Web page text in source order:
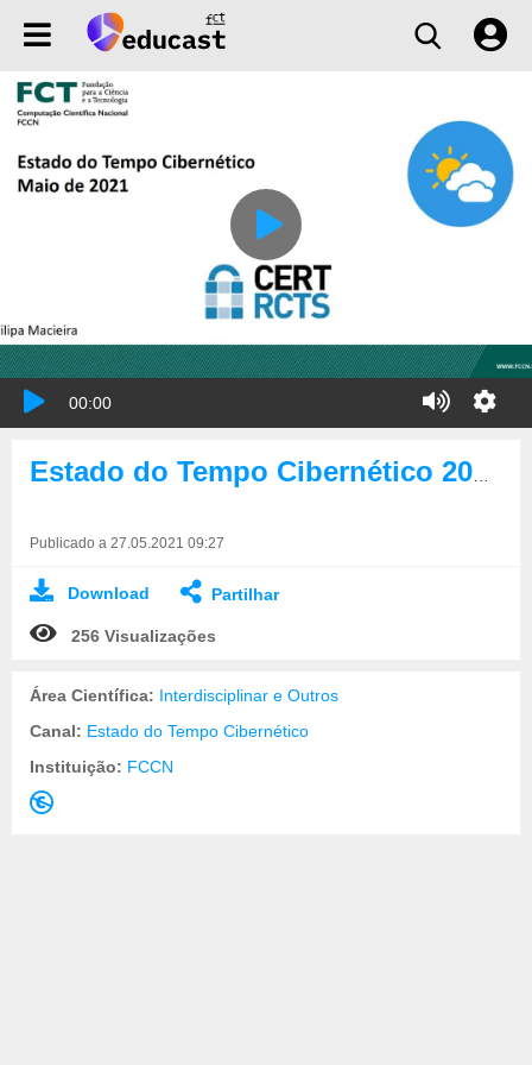
00:00
Publicado a 27.05.2021 09:27
Download Partilhar
256 Visualizações
Área Científica: Interdisciplinar e Outros
Canal: Estado do Tempo Cibernético
Instituição: FCCN